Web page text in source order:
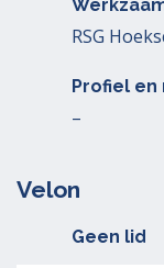
RSG
Profiel en
–
Velon
Geen lid